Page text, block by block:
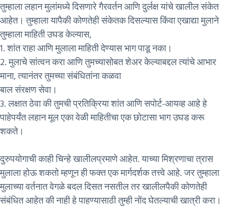
तुम्हाला लहान मुलांमध्ये दिसणारे गैरवर्तन आणि दुर्लक्ष यांचे खालील संकेत
आहेत। तुम्हाला यापैकी कोणतेही संकेतक दिसल्यास किंवा एखाद्या मुलाने
तुम्हाला माहिती उघड केल्यास,
1. शांत राहा आणि मुलाला माहिती देण्यास भाग पाडू नका।
2. मुलाचे सांत्वन करा आणि तुमच्यासोबत शेअर केल्याबद्दल त्यांचे आभार
माना, त्यानंतर तुमच्या संबंधितांना कळवा
बाल संरक्षण सेवा।
3. लक्षात ठेवा की तुमची प्रतिक्रिया शांत आणि सपोर्ट-आयव्ह आहे हे
पाहेपर्यंत लहान मूल एका वेळी माहितीचा एक छोटासा भाग उघड करू
शकते।
दुरुपयोगाची काही चिन्हे खालीलप्रमाणे आहेत. याच्या मिश्रणाचा त्रास
मुलाला होऊ शकतो म्हणून ही फक्त एक मार्गदर्शक तत्त्वे आहे. जर तुम्हाला
मुलाच्या वर्तनात वेगळे बदल दिसत नसतील तर खालीलपैकी कोणतेही
संबंधित आहेत की नाही हे पाहण्यासाठी तुम्ही नोंद घेतल्याची खात्री करा।